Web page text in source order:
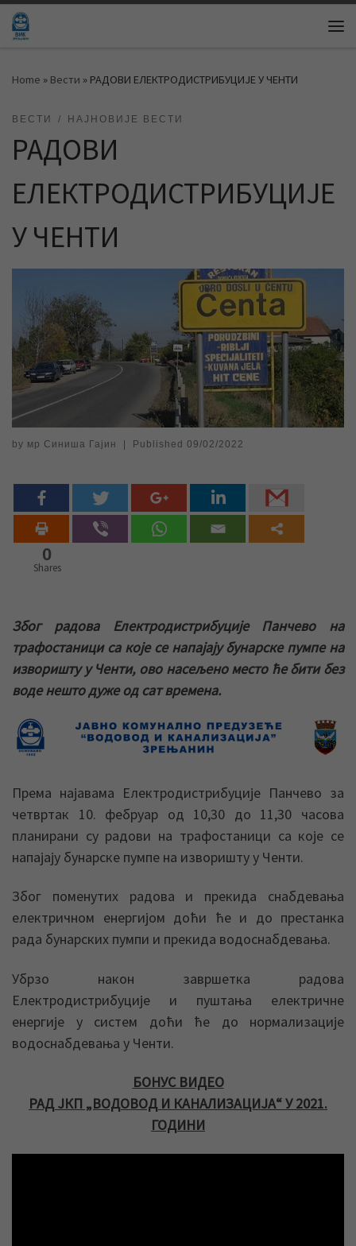
Skip to content
Home » Вести » РАДОВИ ЕЛЕКТРОДИСТРИБУЦИЈЕ У ЧЕНТИ
ВЕСТИ НАЈНОВИЈЕ ВЕСТИ
РАДОВИ
ЕЛЕКТРОДИСТРИБУЦИЈЕ
У ЧЕНТИ
by мр Синиша Гајин Published 09/02/2022
0
Shares
Због радова Електродистрибуције Панчево на
трафостаници са које се напајају бунарске пумпе на
изворишту у Ченти, ово насељено место ће бити без
воде нешто дуже од сат времена.
Према најавама Електродистрибуције Панчево за
четвртак 10. фебруар од 10,30 до 11,30 часова
планирани су радови на трафостаници са које се
напајају бунарске пумпе на изворишту у Ченти.
Због поменутих радова и прекида снабдевања
електричном енергијом доћи ће и до престанка
рада бунарских пумпи и прекида водоснабдевања.
Убрзо након завршетка радова
Електродистрибуције и пуштања електричне
енергије у систем доћи ће до нормализације
водоснабдевања у Ченти.
БОНУС ВИДЕО
РАД ЈКП „ВОДОВОД И КАНАЛИЗАЦИЈА“ У 2021.
ГОДИНИ